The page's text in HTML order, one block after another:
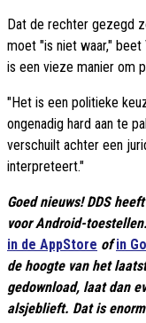
Dat de rechter gezegd
moet "is niet waar,"
is een vieze manier om
"Het is een politieke
ongenadig hard aan te
verschuilt achter een
interpreteert."
Goed nieuws! DDS
voor Android-toestellen.
in de AppStore ofin
de hoogte van het
gedownload, laat dan
alsjeblieft. Dat is